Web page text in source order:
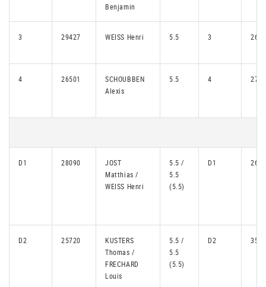
Benjamin
3 29427 WEISS Henri 5.5 3
4 26501
SCHOUBBEN
Alexis
5.5 4
D1 28090
JOST
Matthias /
WEISS Henri
5.5 /
5.5
(5.5)
D1
D2 25720
KUSTERS
Thomas /
FRECHARD
Louis
5.5 /
5.5
(5.5)
D2